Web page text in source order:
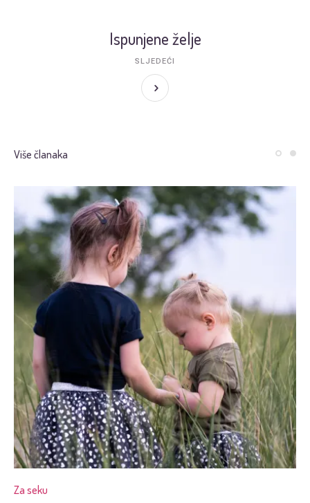
Ispunjene želje
SLJEDEĆI
Više članaka
Za seku